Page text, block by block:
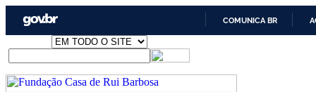
COMUNICA BR